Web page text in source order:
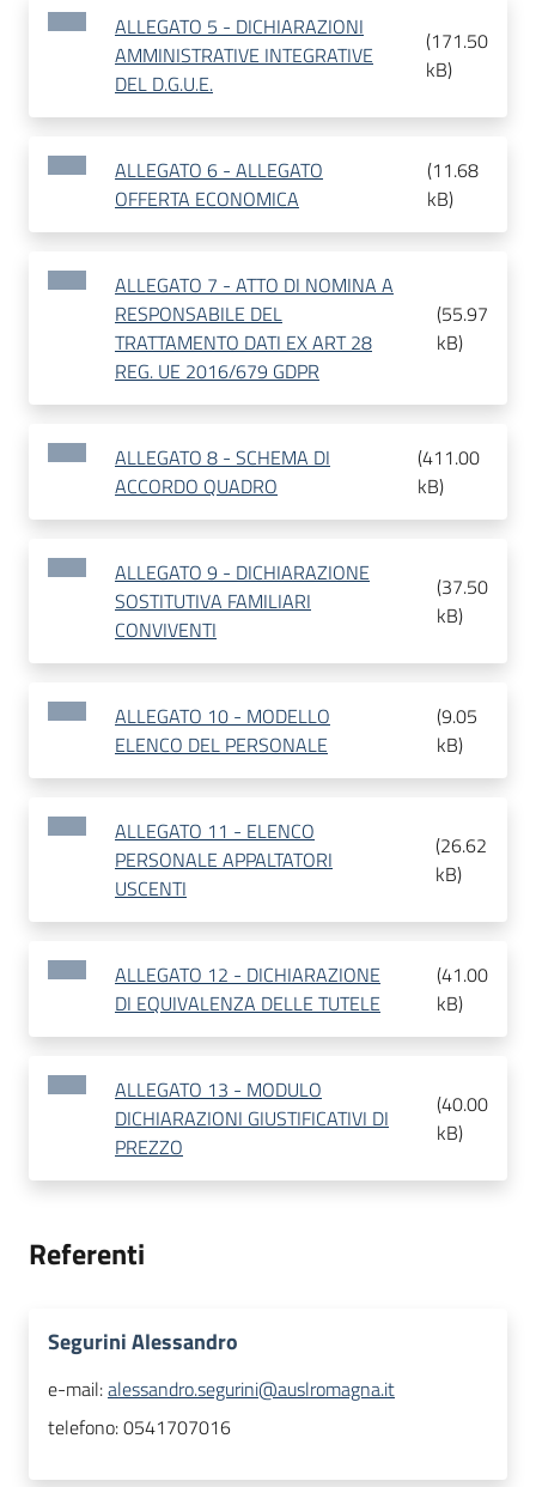
ALLEGATO 5 - DICHIARAZIONI
AMMINISTRATIVE INTEGRATIVE
DEL D.G.U.E.
(171.50
kB)
ALLEGATO 6 - ALLEGATO
OFFERTA ECONOMICA
(11.68
kB)
ALLEGATO 7 - ATTO DI NOMINA A
RESPONSABILE DEL
TRATTAMENTO DATI EX ART 28
REG. UE 2016/679 GDPR
(55.97
kB)
ALLEGATO 8 - SCHEMA DI
ACCORDO QUADRO
(411.00
kB)
ALLEGATO 9 - DICHIARAZIONE
SOSTITUTIVA FAMILIARI
CONVIVENTI
(37.50
kB)
ALLEGATO 10 - MODELLO
ELENCO DEL PERSONALE
(9.05
kB)
ALLEGATO 11 - ELENCO
PERSONALE APPALTATORI
USCENTI
(26.62
kB)
ALLEGATO 12 - DICHIARAZIONE
DI EQUIVALENZA DELLE TUTELE
(41.00
kB)
ALLEGATO 13 - MODULO
DICHIARAZIONI GIUSTIFICATIVI DI
PREZZO
(40.00
kB)
Referenti
Segurini Alessandro
e-mail:alessandro.segurini@auslromagna.it
telefono:0541707016